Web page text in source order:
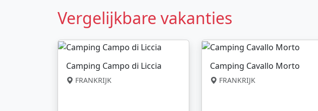
Vergelijkbare vakanties
Camping Campo di Liccia
FRANKRIJK
Camping Cavallo Morto
FRANKRIJK